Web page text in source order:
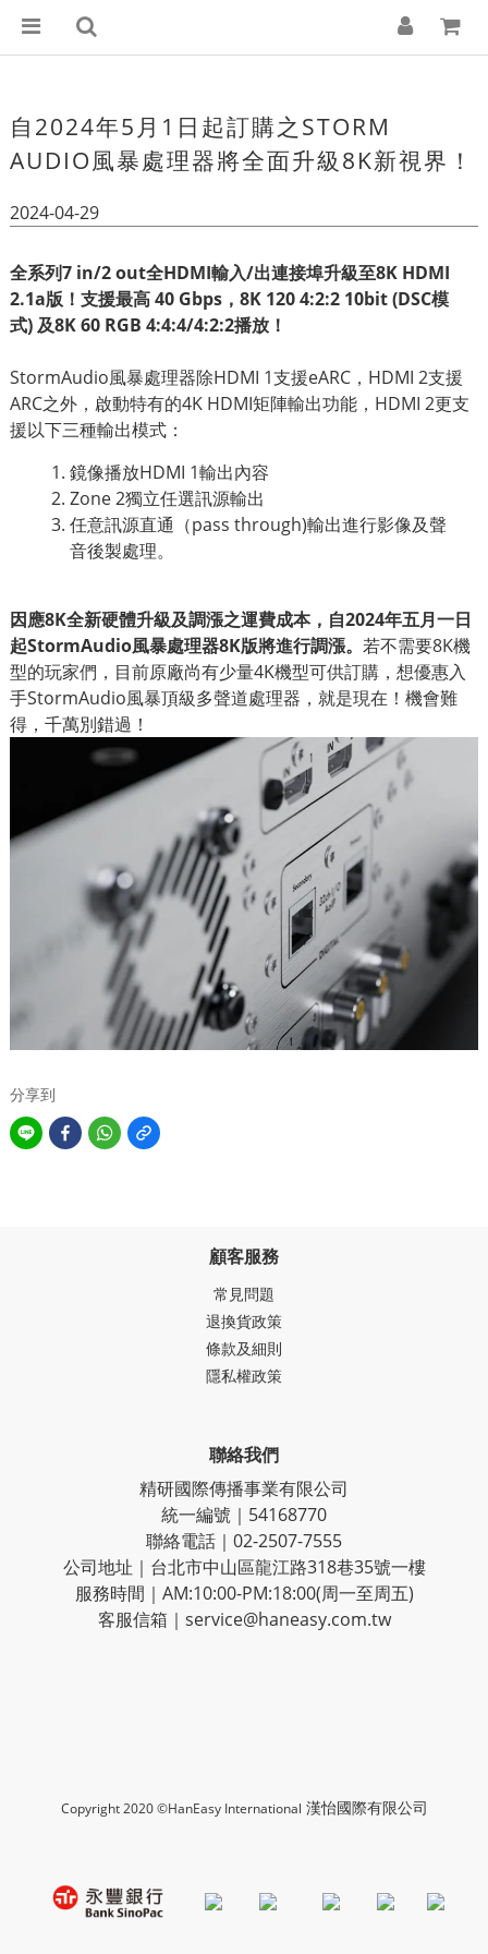
自2024年5月1日起訂購之STORM
AUDIO風暴處理器將全面升級8K新視界！
2024-04-29
全系列7 in/2 out全HDMI輸入/出連接埠升級至8K HDMI
2.1a版！支援最高 40 Gbps，8K 120 4:2:2 10bit (DSC模
式) 及8K 60 RGB 4:4:4/4:2:2播放！
StormAudio風暴處理器除HDMI 1支援eARC，HDMI 2支援
ARC之外，啟動特有的4K HDMI矩陣輸出功能，HDMI 2更支
援以下三種輸出模式：
鏡像播放HDMI 1輸出內容
Zone 2獨立任選訊源輸出
任意訊源直通（pass through)輸出進行影像及聲
音後製處理。
因應8K全新硬體升級及調漲之運費成本，自2024年五月一日
起StormAudio風暴處理器8K版將進行調漲。 若不需要8K機
型的玩家們，目前原廠尚有少量4K機型可供訂購，想優惠入
手StormAudio風暴頂級多聲道處理器，就是現在！機會難
得，千萬別錯過！
分享到
顧客服務
常見問題
退換貨政策
條款及細則
隱私權政策
聯絡我們
精研國際傳播事業有限公司
統一編號｜54168770
聯絡電話｜02-2507-7555
公司地址｜台北市中山區龍江路318巷35號一樓
服務時間｜AM:10:00-PM:18:00(周一至周五)
客服信箱｜service@haneasy.com.tw
Copyright 2020 ©HanEasy International 漢怡國際有限公司